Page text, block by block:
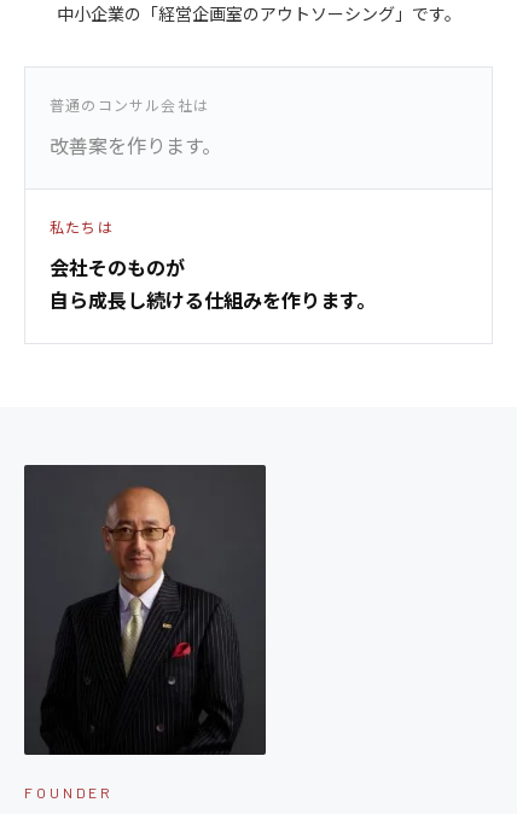
中小企業の「経営企画室のアウトソーシング」です。
普通のコンサル会社は
改善案を作ります。
私たちは
会社そのものが
自ら成長し続ける仕組みを作ります。
FOUNDER